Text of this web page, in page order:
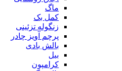
ماگ
کمل بک
زنگوله تزئینی
پرچم آویز چادر
بالش بادی
بیل
کرامپون